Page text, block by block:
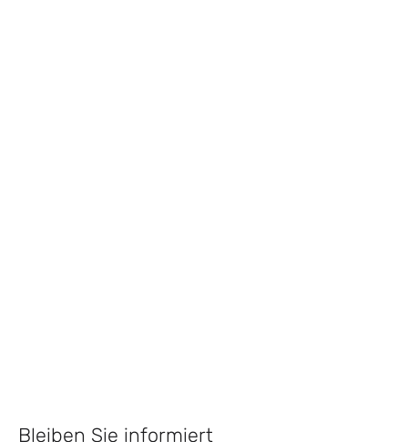
Bleiben Sie informiert